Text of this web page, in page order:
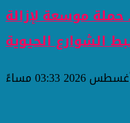
موسعة لإزالة
الشوارع الحيوية